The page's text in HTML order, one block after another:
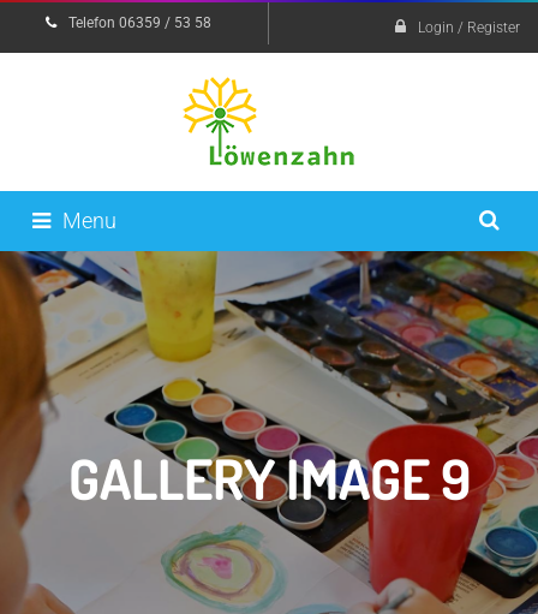
Telefon 06359 / 53 58 Login / Register
Menu
GALLERY IMAGE 9